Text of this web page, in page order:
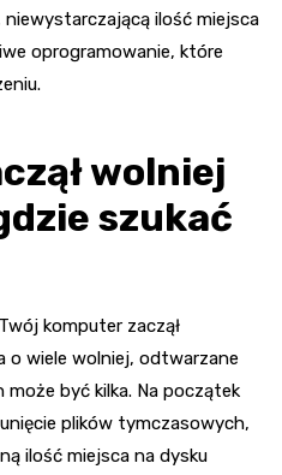
ilość miejsca
oprogramowanie, które
wolniej
szukać
komputer zaczął
o wiele wolniej, odtwarzane
być kilka. Na początek
plików tymczasowych,
ilość miejsca na dysku